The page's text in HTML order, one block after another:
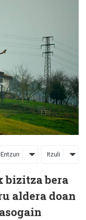
Entzun Itzuli
bizitza bera
aldera doan